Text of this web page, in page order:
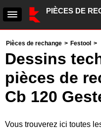
PIÈCES DE
Pièces de rechange > Festool >
Dessins
pièces de
Cb 120
Vous trouverez ici toutes